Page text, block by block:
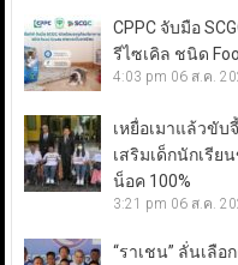
CPPC จับมือ
รีไซเคิล ชนิด
4:03 pm 06 ส.ค.
เหยื่อเมาแล้วขับ
เสริมเด็กนักเรี
น็อค 100%
3:21 pm 06 ส.ค.
“ราเชน” ลั่นเลื